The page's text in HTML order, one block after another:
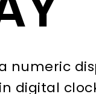
numeric
digital